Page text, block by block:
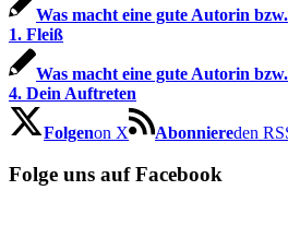
Was macht eine gute Autorin
1. Fleiß
Was macht eine gute Autorin
4. Dein Auftreten
Folgenon X Abonniereden
Folge uns auf Facebook